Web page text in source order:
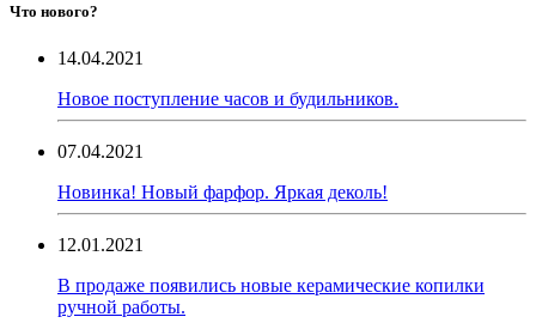
Что нового?
14.04.2021
Новое поступление часов и будильников.
07.04.2021
Новинка! Новый фарфор. Яркая деколь!
12.01.2021
В продаже появились новые керамические копилки
ручной работы.